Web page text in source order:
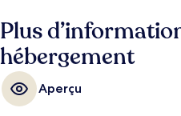
Plus
hébergement
Aperçu